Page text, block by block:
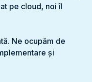
pe cloud, noi îl
Ne ocupăm de
și